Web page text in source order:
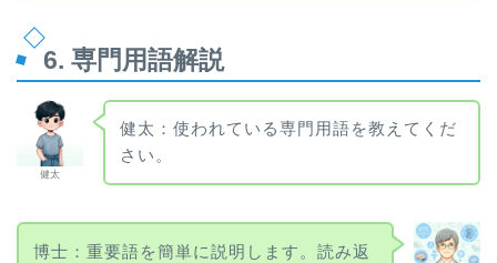
6. 専門用語解説
健太
健太：使われている専門用語を教えてくだ
さい。
博士：重要語を簡単に説明します。読み返